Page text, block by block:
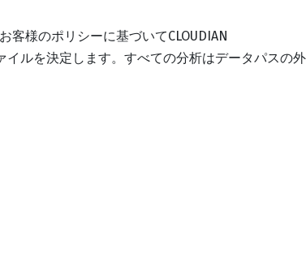
客様のポリシーに基づいてCLOUDIAN
イルを決定します。すべての分析はデータパスの外